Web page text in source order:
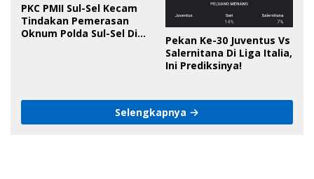
PKC PMII Sul-Sel Kecam
Tindakan Pemerasan
Oknum Polda Sul-Sel Di
Pekan Ke-30 Juventus Vs
Salernitana Di Liga Italia,
Ini Prediksinya!
Selengkapnya